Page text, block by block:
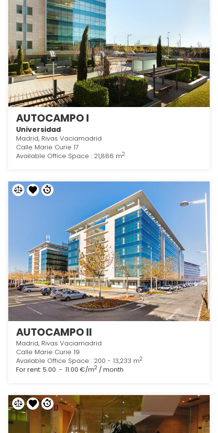
AUTOCAMPO I
Universidad
Madrid, Rivas Vaciamadrid
Calle Marie Curie 17
Available Office Space : 21,886 m2
AUTOCAMPO II
Madrid, Rivas Vaciamadrid
Calle Marie Curie 19
Available Office Space : 200 - 13,233 m2
For rent: 5.00 - 11.00 €/m2 / month